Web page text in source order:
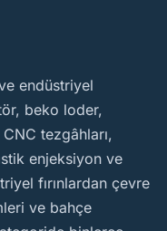
endüstriyel
beko loder,
tezgâhları,
enjeksiyon ve
fırınlardan çevre
ve bahçe